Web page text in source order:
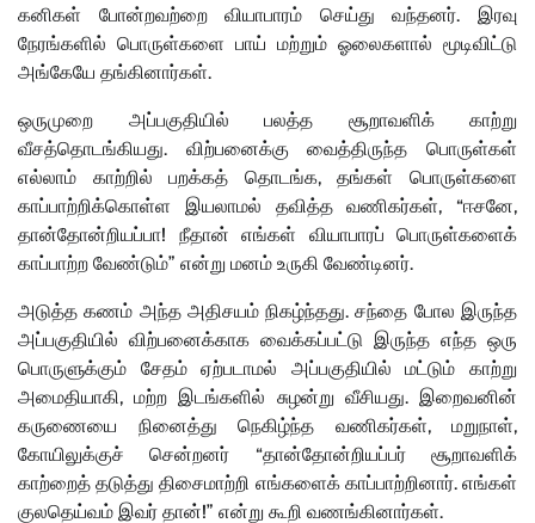
கனிகள் போன்றவற்றை வியாபாரம் செய்து வந்தனர். இரவு
நேரங்களில் பொருள்களை பாய் மற்றும் ஓலைகளால் மூடிவிட்டு
அங்கேயே தங்கினார்கள்.
ஒருமுறை அப்பகுதியில் பலத்த சூறாவளிக் காற்று
வீசத்தொடங்கியது. விற்பனைக்கு வைத்திருந்த பொருள்கள்
எல்லாம் காற்றில் பறக்கத் தொடங்க, தங்கள் பொருள்களை
காப்பாற்றிக்கொள்ள இயலாமல் தவித்த வணிகர்கள், “ஈசனே,
தான்தோன்றியப்பா! நீதான் எங்கள் வியாபாரப் பொருள்களைக்
காப்பாற்ற வேண்டும்” என்று மனம் உருகி வேண்டினர்.
அடுத்த கணம் அந்த அதிசயம் நிகழ்ந்தது. சந்தை போல இருந்த
அப்பகுதியில் விற்பனைக்காக வைக்கப்பட்டு இருந்த எந்த ஒரு
பொருளுக்கும் சேதம் ஏற்படாமல் அப்பகுதியில் மட்டும் காற்று
அமைதியாகி, மற்ற இடங்களில் சுழன்று வீசியது. இறைவனின்
கருணையை நினைத்து நெகிழ்ந்த வணிகர்கள், மறுநாள்,
கோயிலுக்குச் சென்றனர் “தான்தோன்றியப்பர் சூறாவளிக்
காற்றைத் தடுத்து திசைமாற்றி எங்களைக் காப்பாற்றினார். எங்கள்
குலதெய்வம் இவர் தான்!” என்று கூறி வணங்கினார்கள்.